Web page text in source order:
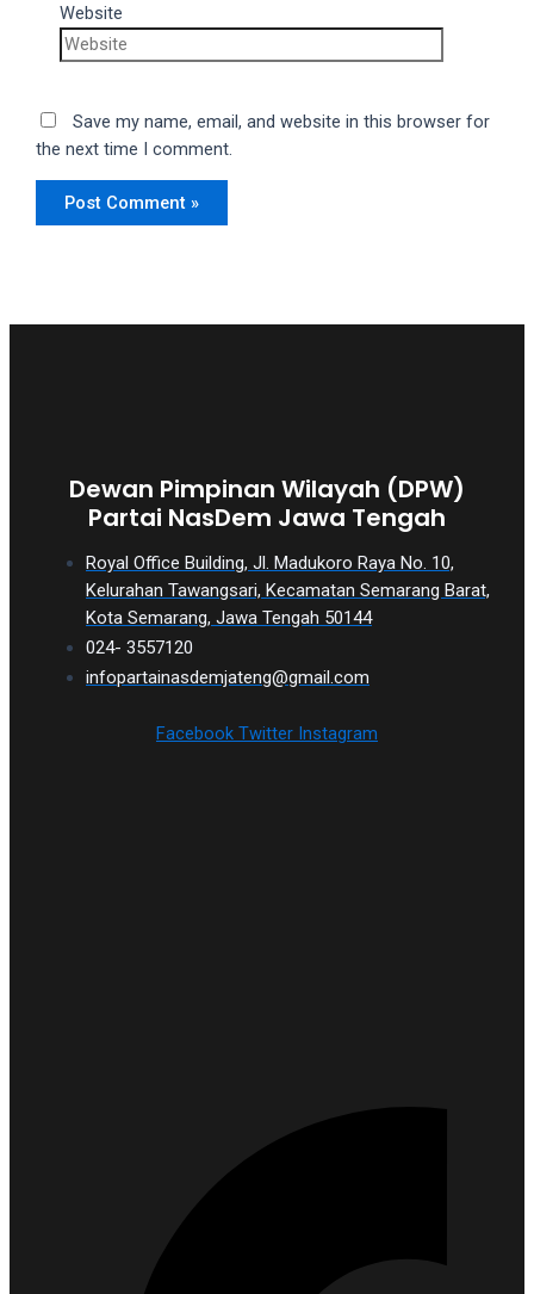
Website
Save my name, email, and website in this browser for
the next time I comment.
Dewan Pimpinan Wilayah (DPW)
Partai NasDem Jawa Tengah
Royal Office Building, Jl. Madukoro Raya No. 10,
Kelurahan Tawangsari, Kecamatan Semarang Barat,
Kota Semarang, Jawa Tengah 50144
024- 3557120
infopartainasdemjateng@gmail.com
Facebook Twitter Instagram